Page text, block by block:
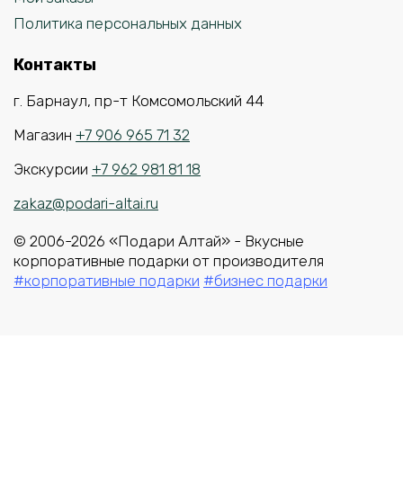
Политика персональных данных
Контакты
г. Барнаул, пр-т Комсомольский 44
Магазин +7 906 965 71 32
Экскурсии +7 962 981 81 18
zakaz@podari-altai.ru
© 2006-2026 «Подари Алтай» - Вкусные
корпоративные подарки от производителя
#корпоративные подарки #бизнес подарки